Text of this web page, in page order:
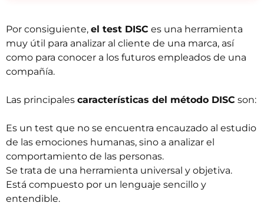
Por consiguiente, el test DISC es una herramienta
muy útil para analizar al cliente de una marca, así
como para conocer a los futuros empleados de una
compañía.
Las principales características del método DISC son:
Es un test que no se encuentra encauzado al estudio
de las emociones humanas, sino a analizar el
comportamiento de las personas.
Se trata de una herramienta universal y objetiva.
Está compuesto por un lenguaje sencillo y
entendible.